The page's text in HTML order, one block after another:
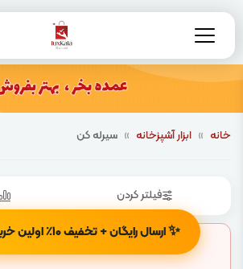
خانه » ابزار آشپزخانه » سیرله کن
فیلتر کردن
✨ارسال رایگان + تخفیف ۱۰٪ اولین خرید عمده!